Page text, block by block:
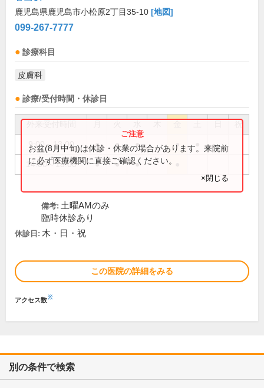
鹿児島県鹿児島市小松原2丁目35-10 [地図]
099-267-7777
診療科目
皮膚科
診療/受付時間・休診日
祝
9:00～13:00 ● ● ● ●
14:00～18:00 ● ● ●
お盆(8月中旬)は休診・休業の場合があります。来院前
に必ず医療機関に直接ご確認ください。
×閉じる
備考: 土曜AMのみ
臨時休診あり
休診日: 木・日・祝
この医院の詳細をみる
アクセス数※
別の条件で検索